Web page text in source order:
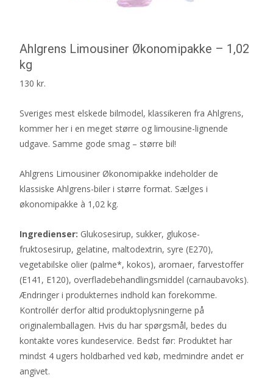
Ahlgrens Limousiner Økonomipakke – 1,02
kg
130 kr.
Sveriges mest elskede bilmodel, klassikeren fra Ahlgrens,
kommer her i en meget større og limousine-lignende
udgave. Samme gode smag – større bil!
Ahlgrens Limousiner Økonomipakke indeholder de
klassiske Ahlgrens-biler i større format. Sælges i
økonomipakke à 1,02 kg.
Ingredienser: Glukosesirup, sukker, glukose-
fruktosesirup, gelatine, maltodextrin, syre (E270),
vegetabilske olier (palme*, kokos), aromaer, farvestoffer
(E141, E120), overfladebehandlingsmiddel (carnaubavoks).
Ændringer i produkternes indhold kan forekomme.
Kontrollér derfor altid produktoplysningerne på
originalemballagen. Hvis du har spørgsmål, bedes du
kontakte vores kundeservice. Bedst før: Produktet har
mindst 4 ugers holdbarhed ved køb, medmindre andet er
angivet.